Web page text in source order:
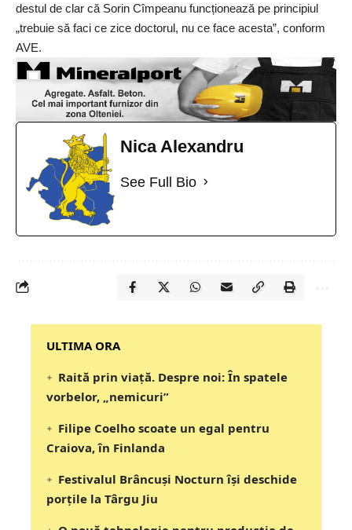
destul de clar că Sorin Cîmpeanu funcționează pe principiul
„trebuie să faci ce zice doctorul, nu ce face acesta”, conform
AVE.
Nica Alexandru
See Full Bio
‎‎‎‎‎‎‎ULTIMA ORA
Raită prin viață. Despre noi: În spatele
vorbelor, „nemicuri”
Filipe Coelho scoate un egal pentru
Craiova, în Finlanda
Festivalul Brâncuși Nocturn își deschide
porțile la Târgu Jiu